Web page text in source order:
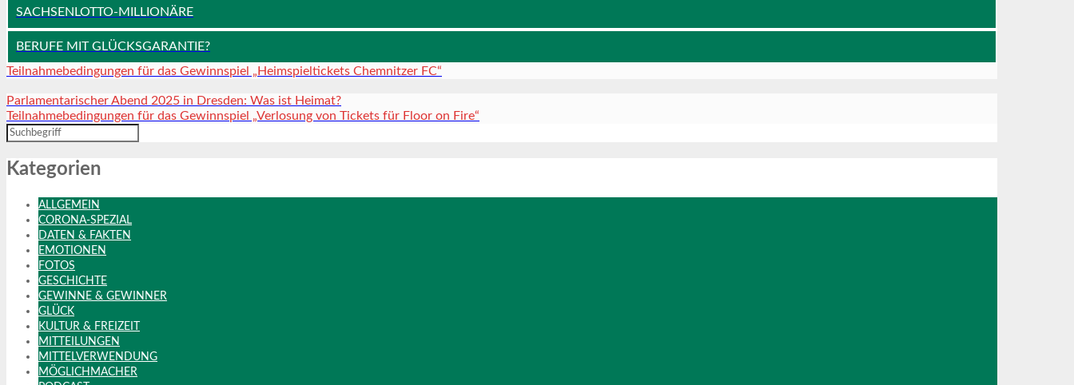
SACHSENLOTTO-MILLIONÄRE
BERUFE MIT GLÜCKSGARANTIE?
Teilnahmebedingungen für das Gewinnspiel „Heimspieltickets Chemnitzer FC“
Parlamentarischer Abend 2025 in Dresden: Was ist Heimat?
Teilnahmebedingungen für das Gewinnspiel „Verlosung von Tickets für Floor on Fire“
Kategorien
ALLGEMEIN
CORONA-SPEZIAL
DATEN & FAKTEN
EMOTIONEN
FOTOS
GESCHICHTE
GEWINNE & GEWINNER
GLÜCK
KULTUR & FREIZEIT
MITTEILUNGEN
MITTELVERWENDUNG
MÖGLICHMACHER